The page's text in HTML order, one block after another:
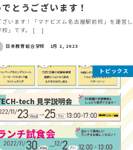
とうございます！
います！「マナビズム名古屋駅前校」を運営し
校」です。 […]
日本教育総合学校 1月 1, 2023
トピックス